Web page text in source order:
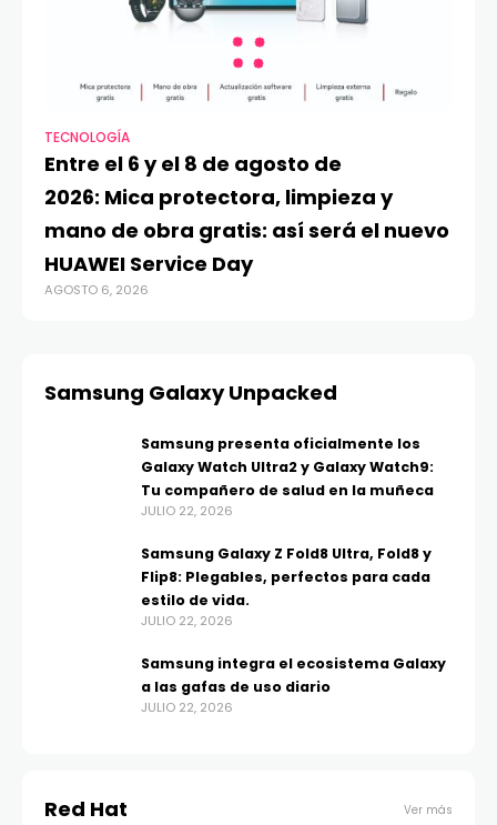
TECNOLOGÍA
Entre el 6 y el 8 de agosto de
2026: Mica protectora, limpieza y
mano de obra gratis: así será el nuevo
HUAWEI Service Day
AGOSTO 6, 2026
Samsung Galaxy Unpacked
Samsung presenta oficialmente los
Galaxy Watch Ultra2 y Galaxy Watch9:
Tu compañero de salud en la muñeca
JULIO 22, 2026
Samsung Galaxy Z Fold8 Ultra, Fold8 y
Flip8: Plegables, perfectos para cada
estilo de vida.
JULIO 22, 2026
Samsung integra el ecosistema Galaxy
a las gafas de uso diario
JULIO 22, 2026
Red Hat Ver más